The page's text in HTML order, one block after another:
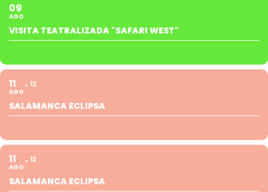
09
AGO
VISITA TEATRALIZADA "SAFARI WEST"
11
AGO
12
SALAMANCA ECLIPSA
11
AGO
12
SALAMANCA ECLIPSA